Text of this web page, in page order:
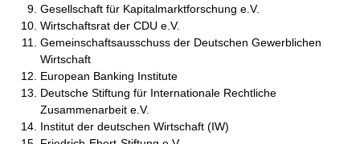
Gesellschaft für Kapitalmarktforschung e.V.
Wirtschaftsrat der CDU e.V.
Gemeinschaftsausschuss der Deutschen Gewerblichen
Wirtschaft
European Banking Institute
Deutsche Stiftung für Internationale Rechtliche
Zusammenarbeit e.V.
Institut der deutschen Wirtschaft (IW)